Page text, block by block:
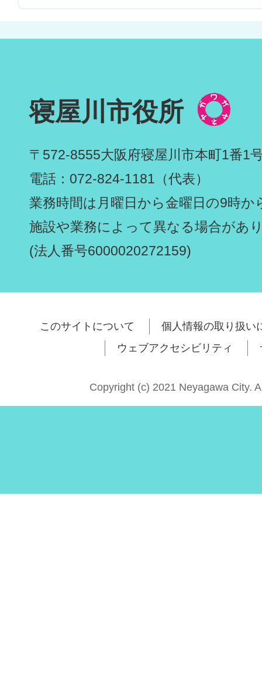
寝屋川市役所
〒572-8555大阪府寝屋川市本町1番1
電話：072-824-1181（代表）
業務時間は月曜日から金曜日の9時か
施設や業務によって異なる場合があ
(法人番号6000020272159)
このサイトについて
個人情報の取り扱い
ウェブアクセシビリティ
Copyright (c) 2021 Neyagawa City.